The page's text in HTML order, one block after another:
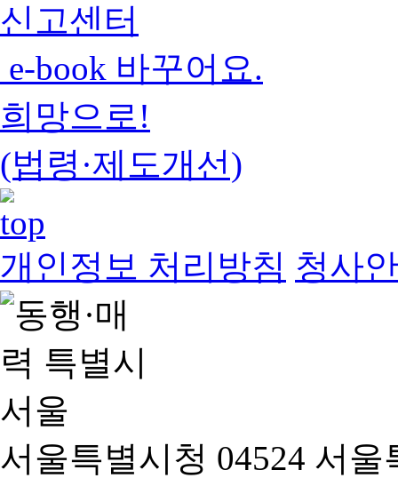
신고센터
e-book 바꾸어요.
희망으로!
(법령·제도개선)
개인정보 처리방침 청사
서울특별시청 04524 서